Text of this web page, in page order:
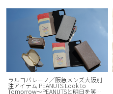
ラルコバレーノ／阪急メンズ大阪別
注アイテム PEANUTS Look to
Tomorrow～PEANUTSと明日を笑顔